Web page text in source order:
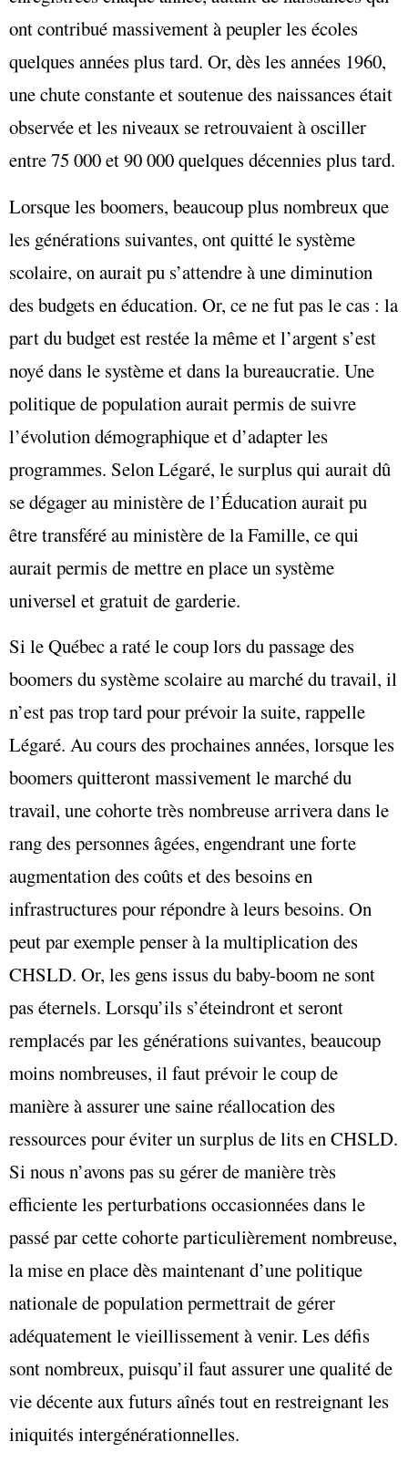
ont contribué massivement à peupler les écoles
quelques années plus tard. Or, dès les années 1960,
une chute constante et soutenue des naissances était
observée et les niveaux se retrouvaient à osciller
entre 75 000 et 90 000 quelques décennies plus tard.
Lorsque les boomers, beaucoup plus nombreux que
les générations suivantes, ont quitté le système
scolaire, on aurait pu s’attendre à une diminution
des budgets en éducation. Or, ce ne fut pas le cas : la
part du budget est restée la même et l’argent s’est
noyé dans le système et dans la bureaucratie. Une
politique de population aurait permis de suivre
l’évolution démographique et d’adapter les
programmes. Selon Légaré, le surplus qui aurait dû
se dégager au ministère de l’Éducation aurait pu
être transféré au ministère de la Famille, ce qui
aurait permis de mettre en place un système
universel et gratuit de garderie.
Si le Québec a raté le coup lors du passage des
boomers du système scolaire au marché du travail, il
n’est pas trop tard pour prévoir la suite, rappelle
Légaré. Au cours des prochaines années, lorsque les
boomers quitteront massivement le marché du
travail, une cohorte très nombreuse arrivera dans le
rang des personnes âgées, engendrant une forte
augmentation des coûts et des besoins en
infrastructures pour répondre à leurs besoins. On
peut par exemple penser à la multiplication des
CHSLD. Or, les gens issus du baby-boom ne sont
pas éternels. Lorsqu’ils s’éteindront et seront
remplacés par les générations suivantes, beaucoup
moins nombreuses, il faut prévoir le coup de
manière à assurer une saine réallocation des
ressources pour éviter un surplus de lits en CHSLD.
Si nous n’avons pas su gérer de manière très
efficiente les perturbations occasionnées dans le
passé par cette cohorte particulièrement nombreuse,
la mise en place dès maintenant d’une politique
nationale de population permettrait de gérer
adéquatement le vieillissement à venir. Les défis
sont nombreux, puisqu’il faut assurer une qualité de
vie décente aux futurs aînés tout en restreignant les
iniquités intergénérationnelles.